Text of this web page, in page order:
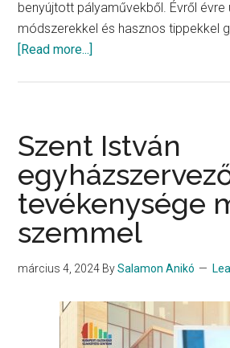
benyújtott pályaművekből. Évről évre
módszerekkel és hasznos tippekkel
[Read more...]
tanulás
központjában
Szent István
tevékenysége
szemmel
március 4, 2024 BySalamon Anikó